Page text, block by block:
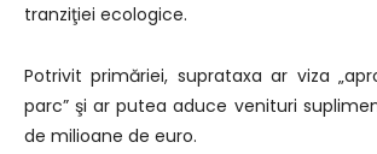
tranziţiei ecologice.
Potrivit primăriei, suprataxa ar viza
parc” şi ar putea aduce venituri
de milioane de euro.